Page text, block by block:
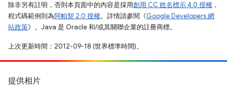
除非另有註明，否則本頁面中的內容是採用創用 CC 姓名標示 4.0 授權 ，
程式碼範例則為阿帕契 2.0 授權。詳情請參閱《Google Developers 網
站政策》。Java 是 Oracle 和/或其關聯企業的註冊商標。
上次更新時間：2012-09-18 (世界標準時間)。
提供相片